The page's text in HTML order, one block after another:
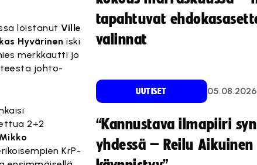
loistanutVille
Hyvärinen iski
merkkautti jo
johto-
2+2
Mikko
KrP-
tapahtuvat
valinnat
UUTISET 05.08.2026
“Kannustava ilmapiiri
yhdessä – Reilu